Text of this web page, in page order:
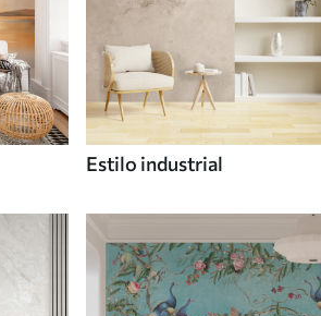
Estilo industrial